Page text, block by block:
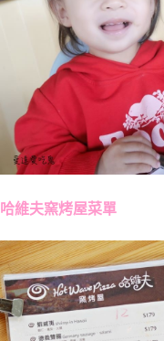
哈維夫窯烤屋菜單